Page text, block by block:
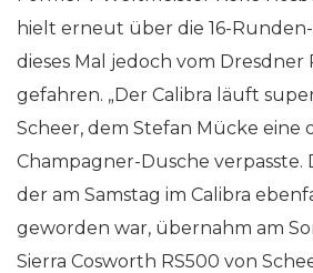
hielt erneut über die 16-
dieses Mal jedoch vom Dresdner
gefahren. „Der Calibra läuft
Scheer, dem Stefan Mücke eine
Champagner-Dusche verpasste.
der am Samstag im Calibra
geworden war, übernahm am
Sierra Cosworth RS500 von